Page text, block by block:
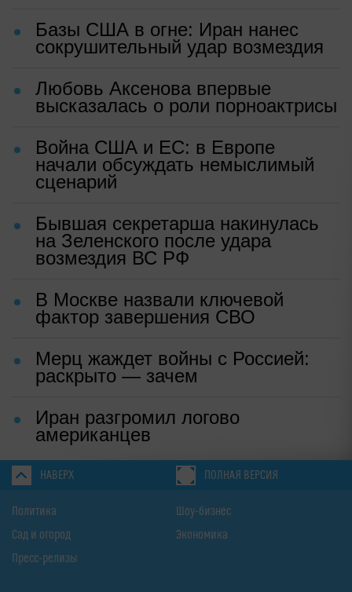
Базы США в огне: Иран нанес
сокрушительный удар возмездия
Любовь Аксенова впервые
высказалась о роли порноактрисы
Война США и ЕС: в Европе
начали обсуждать немыслимый
сценарий
Бывшая секретарша накинулась
на Зеленского после удара
возмездия ВС РФ
В Москве назвали ключевой
фактор завершения СВО
Мерц жаждет войны с Россией:
раскрыто — зачем
Иран разгромил логово
американцев
НАВЕРХ ПОЛНАЯ ВЕРСИЯ
Политика
Сад и огород
Пресс-релизы
Шоу-бизнес
Экономика